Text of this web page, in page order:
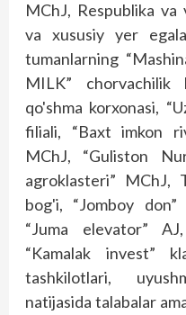
MChJ, Respublika
va xususiy yer
tumanlarning
MILK” chorvachilik
qo'shma korxonasi,
filiali, “Baxt imkon
MChJ, “Guliston
agroklasteri” MChJ,
bog'i, “Jomboy don”
“Juma elevator”
“Kamalak invest”
tashkilotlari,
natijasida talabalar